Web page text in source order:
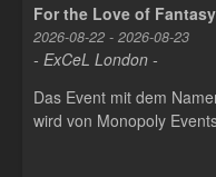
For the Love of
2026-08-22 - 2026-08-23
- ExCeL London -
Das Event mit dem
wird von Monopoly